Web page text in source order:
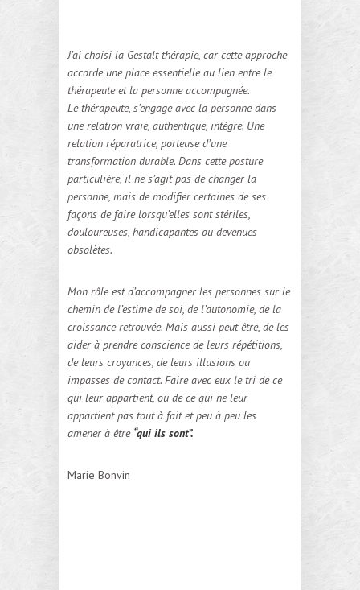
J’ai choisi la Gestalt thérapie, car cette approche
accorde une place essentielle au lien entre le
thérapeute et la personne accompagnée.
Le thérapeute, s’engage avec la personne dans
une relation vraie, authentique, intègre. Une
relation réparatrice, porteuse d’une
transformation durable. Dans cette posture
particulière, il ne s’agit pas de changer la
personne, mais de modifier certaines de ses
façons de faire lorsqu’elles sont stériles,
douloureuses, handicapantes ou devenues
obsolètes.
Mon rôle est d’accompagner les personnes sur le
chemin de l’estime de soi, de l’autonomie, de la
croissance retrouvée. Mais aussi peut être, de les
aider à prendre conscience de leurs répétitions,
de leurs croyances, de leurs illusions ou
impasses de contact. Faire avec eux le tri de ce
qui leur appartient, ou de ce qui ne leur
appartient pas tout à fait et peu à peu les
amener à être “qui ils sont”.
Marie Bonvin